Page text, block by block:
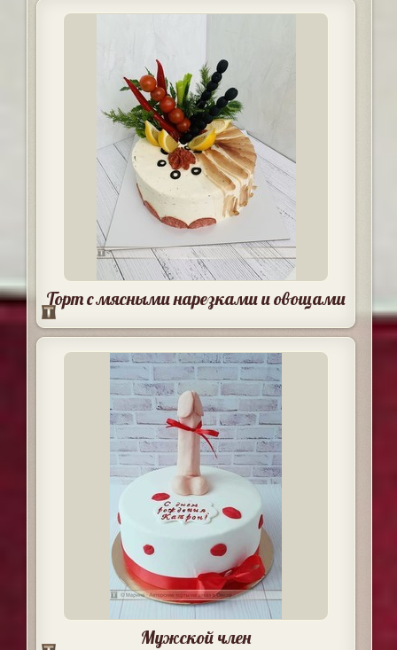
Торт с мясными нарезками и овощами
Мужской член